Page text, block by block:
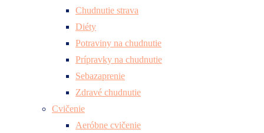
Chudnutie strava
Diéty
Potraviny na chudnutie
Prípravky na chudnutie
Sebazaprenie
Zdravé chudnutie
Cvičenie
Aeróbne cvičenie